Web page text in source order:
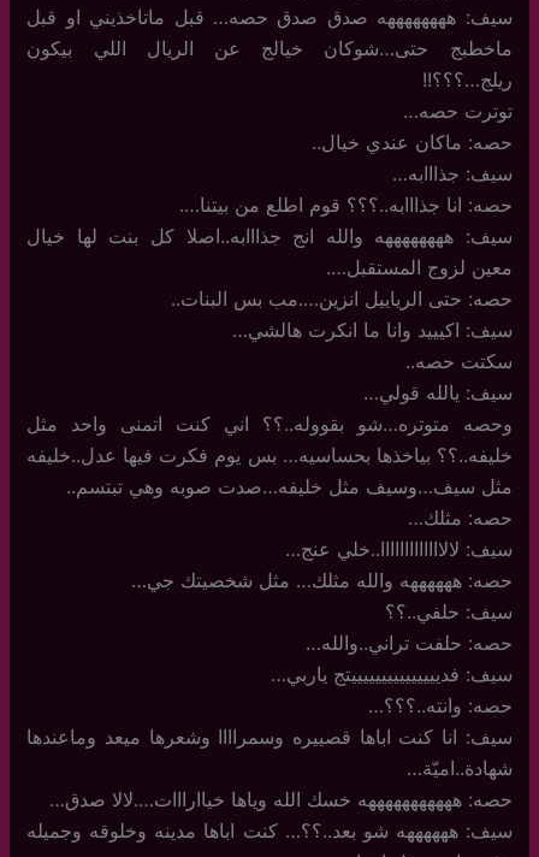
سيف: ههههههههه صدق صدق حصه… قبل ماتاخذيني او قبل
ماخطبج حتى…شوكان خيالج عن الريال اللي بيكون
ريلج…؟؟؟!!
توترت حصه…
حصه: ماكان عندي خيال..
سيف: جذااابه…
حصه: انا جذااابه..؟؟؟ قوم اطلع من بيتنا….
سيف: ههههههههه والله انج جذااابه..اصلا كل بنت لها خيال
معين لزوج المستقبل….
حصه: حتى الرياييل انزين….مب بس البنات..
سيف: اكيييد وانا ما انكرت هالشي…
سكتت حصه..
سيف: يالله قولي…
وحصه متوتره…شو بقووله..؟؟ اني كنت اتمنى واحد مثل
خليفه..؟؟ بياخذها بحساسيه… بس يوم فكرت فيها عدل..خليفه
مثل سيف…وسيف مثل خليفه…صدت صوبه وهي تبتسم..
حصه: مثلك…
سيف: لالااااااااااااا..خلي عنج…
حصه: ههههههه والله مثلك… مثل شخصيتك جي…
سيف: حلفي..؟؟
حصه: حلفت تراني..والله…
سيف: فديييييييييييييييتج ياربي…
حصه: وانته..؟؟؟…
سيف: انا كنت اباها قصييره وسمراااا وشعرها ميعد وماعندها
شهادة..اميّة…
حصه: هههههههههههه خسك الله وياها خياارااات….لالا صدق…
سيف: ههههههه شو بعد..؟؟… كنت اباها مدينه وخلوقه وجميله